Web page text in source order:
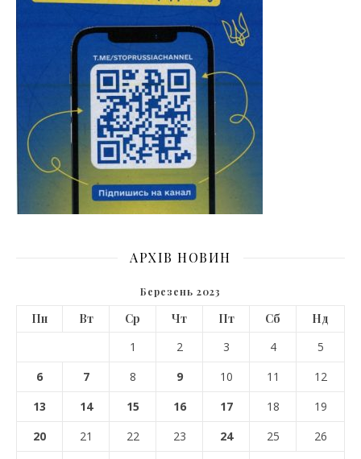
АРХІВ НОВИН
Березень 2023
Пн Вт Ср Чт Пт Сб
Нд
1
2 3 4
5
6
7 8 9 10 11
12
13
14 15 16 17 18
19
20
21 22 23 24 25
26